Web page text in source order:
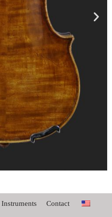
Instruments Contact